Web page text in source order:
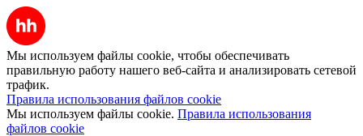
Мы используем файлы cookie, чтобы обеспечивать
правильную работу нашего веб-сайта и анализировать сетевой
трафик.
Правила использования файлов cookie
Мы используем файлы cookie. Правила использования
файлов cookie